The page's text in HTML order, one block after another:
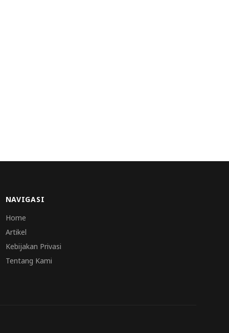
NAVIGASI
Home
Artikel
Kebijakan Privasi
Tentang Kami